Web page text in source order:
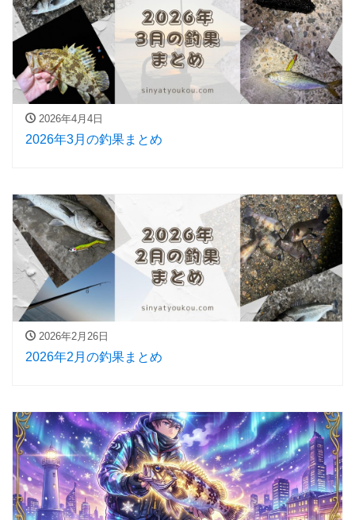
2026年4月4日
2026年3月の釣果まとめ
2026年2月26日
2026年2月の釣果まとめ